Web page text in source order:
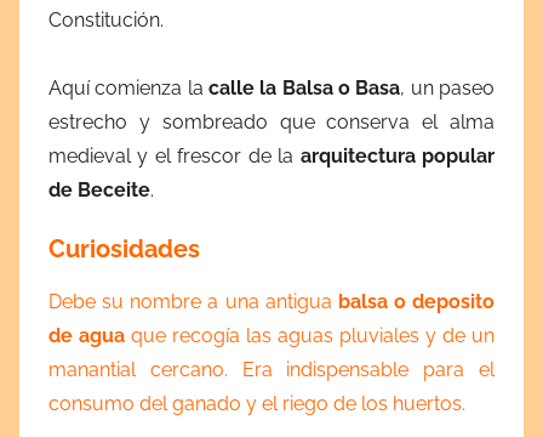
Constitución.
Aquí comienza la calle la Balsa o Basa, un paseo
estrecho y sombreado que conserva el alma
medieval y el frescor de la arquitectura popular
de Beceite.
Curiosidades
Debe su nombre a una antigua balsa o deposito
de agua que recogía las aguas pluviales y de un
manantial cercano. Era indispensable para el
consumo del ganado y el riego de los huertos.